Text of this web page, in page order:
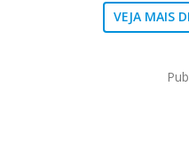
VEJA MAIS